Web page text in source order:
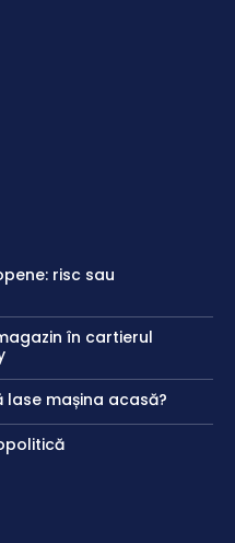
risc sau
în cartierul
lase mașina acasă?